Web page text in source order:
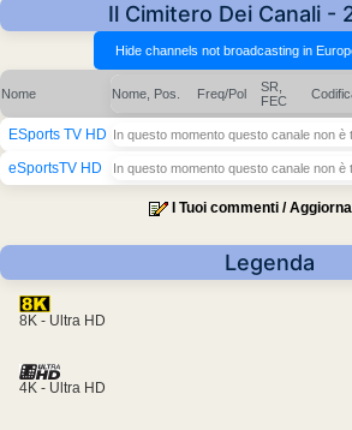
Il Cimitero Dei Canali -
Nome Nome, Pos. Freq/Pol
SR,
FEC
ESports TV HD In questo momento questo canale non
eSportsTV HD In questo momento questo canale non
I Tuoi commenti /
Legenda
8K - Ultra HD
4K - Ultra HD